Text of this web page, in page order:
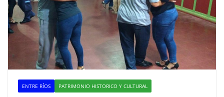
ENTRE RÍOS PATRIMONIO HISTORICO Y CULTURAL